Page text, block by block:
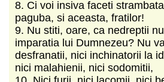
8. Ci voi insiva faceti
paguba, si aceasta, fratilor!
9. Nu stiti, oare, ca nedreptii
imparatia lui Dumnezeu? Nu
desfranatii, nici inchinatorii la
nici malahienii, nici sodomitii,